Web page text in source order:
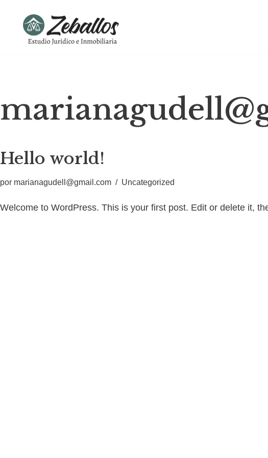
Hello world!
por marianagudell@gmail.com Uncategorized
Welcome to WordPress. This is your first post. Edit or delete it,